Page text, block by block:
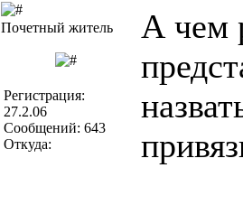
Почетный житель
Регистрация:
27.2.06
Сообщений: 643
Откуда:
А чем